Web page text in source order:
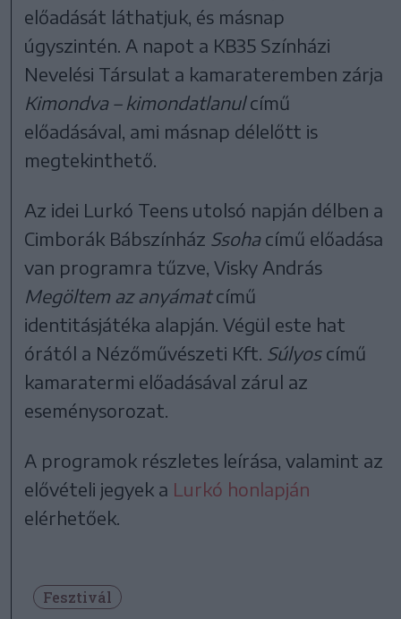
előadását láthatjuk, és másnap
úgyszintén. A napot a KB35 Színházi
Nevelési Társulat a kamarateremben zárja
Kimondva – kimondatlanulcímű
előadásával, ami másnap délelőtt is
megtekinthető.
Az idei Lurkó Teens utolsó napján délben a
Cimborák Bábszínház Ssohacímű előadása
van programra tűzve, Visky András
Megöltem az anyámatcímű
identitásjátéka alapján. Végül este hat
órától a Nézőművészeti Kft. Súlyoscímű
kamaratermi előadásával zárul az
eseménysorozat.
A programok részletes leírása, valamint az
elővételi jegyek a Lurkó honlapján
elérhetőek.
Fesztivál